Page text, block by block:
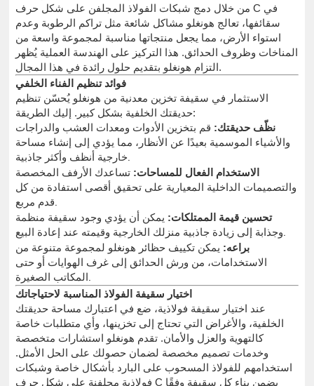
من خلال دمج شبكات الفولاذ المجلفن على شكل حرف C في
سقائفها، تعالج هونغلو مشاكل شائعة مثل تراكم الرطوبة وعدم
استواء الأرض، مما يجعل منتجاتها مناسبة لمجموعة واسعة من
المناخات وظروف الحدائق. هذا التركيز على الهندسة العملية يُظهر
التزام هونغلو بتقديم حلول رائدة في هذا المجال.
فوائد تنظيم الفناء الخلفي
الاستثمار في سقيفة تخزين معدنية من هونغلو يُحسّن تنظيم
حديقتك الخلفية بشكل كبير. إليك الطريقة:
نظّف حديقتك: قم بتخزين الأدوات ومعدات العشب والدراجات
والأشياء الموسمية بعيدًا عن الأنظار، مما يؤدي إلى إنشاء مساحة
خارجية أنظف وأكثر جاذبية.
الاستخدام الفعال للمساحات: تساعدك الأرفف المخصصة
والتصميمات الداخلية المعيارية على تحقيق أقصى استفادة من كل
قدم مربع.
تحسين قيمة الممتلكات: يمكن أن يؤدي وجود سقيفة منظمة
وجذابة إلى زيادة جاذبية منزلك الخارجية وقيمته عند إعادة البيع.
براعه: يمكن تكييف حظائر هونغلو لمجموعة متنوعة من
الاستخدامات، من ورش الحدائق إلى غرف الهوايات أو حتى
المكاتب الصغيرة.
اختيار سقيفة الفولاذ المناسبة لاحتياجاتك
عند اختيار سقيفة فولاذية، ضع في اعتبارك مساحة حديقتك
الخلفية، والأغراض التي تحتاج إلى تخزينها، وأي متطلبات خاصة
كالتهوية والعزل والأمان. تقدم هونغلو استشارات متخصصة
وخدمات تصميم مخصصة لضمان حصولك على الحل الأمثل.
استخدامهم للفولاذ المسحوب على البارد بأشكال خاصة وشبكات
فولاذية مجلفنة على شكل حرف C يضمن بناء كل سقيفة وفقًا